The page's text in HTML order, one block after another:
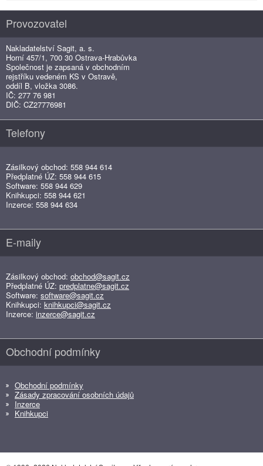
Provozovatel
Nakladatelství Sagit, a. s.
Horní 457/1, 700 30 Ostrava-Hrabůvka
Společnost je zapsaná v obchodním
rejstříku vedeném KS v Ostravě,
oddíl B, vložka 3086.
IČ: 277 76 981
DIČ: CZ27776981
Telefony
Zásilkový obchod: 558 944 614
Předplatné ÚZ: 558 944 615
Software: 558 944 629
Knihkupci: 558 944 621
Inzerce: 558 944 634
E-maily
Zásilkový obchod: obchod@sagit.cz
Předplatné ÚZ: predplatne@sagit.cz
Software: software@sagit.cz
Knihkupci: knihkupci@sagit.cz
Inzerce: inzerce@sagit.cz
Obchodní podmínky
Obchodní podmínky
Zásady zpracování osobních údajů
Inzerce
Knihkupci